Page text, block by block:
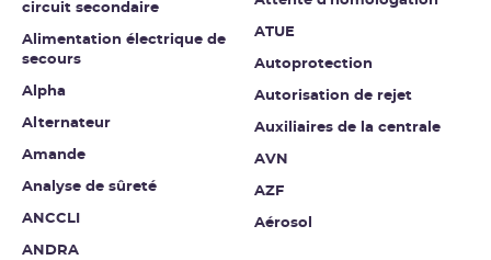
circuit secondaire
Alimentation électrique de
secours
Alpha
Alternateur
Amande
Analyse de sûreté
ANCCLI
ANDRA
ATUE
Autoprotection
Autorisation de rejet
Auxiliaires de la centrale
AVN
AZF
Aérosol